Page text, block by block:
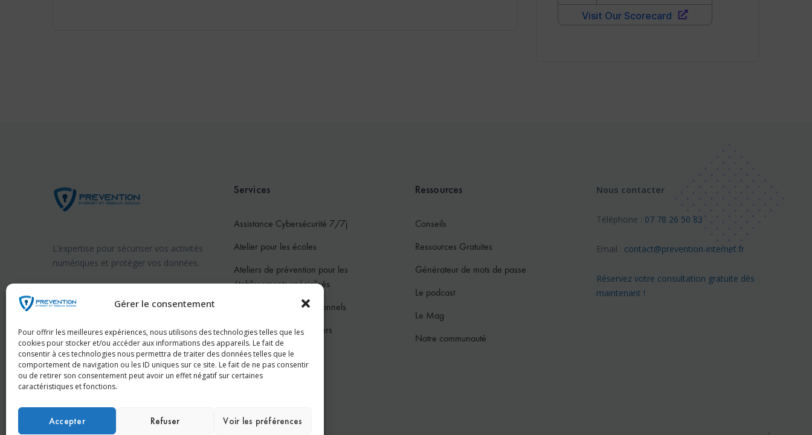
Gérer le consentement
Pour offrir les meilleures expériences, nous utilisons des technologies telles que les
cookies pour stocker et/ou accéder aux informations des appareils. Le fait de
consentir à ces technologies nous permettra de traiter des données telles que le
comportement de navigation ou les ID uniques sur ce site. Le fait de ne pas consentir
ou de retirer son consentement peut avoir un effet négatif sur certaines
caractéristiques et fonctions.
Accepter Refuser Voir les préférences
L’expertise pour sécuriser vos activités
numériques et protéger vos données.
Prévention internet en Suisse
Services
Assistance Cybersécurité 7/7j
Atelier pour les écoles
Ateliers de prévention pour les
établissements spécialisés
Atelier pour les professionnels
Atelier pour les particuliers
Pour les jeunes
Conférences
Ressources
Conseils
Ressources Gratuites
Générateur de mots de passe
Le podcast
Le Mag
Notre communauté
Nous contacter
Téléphone : 07 78 26 50 83
Email : contact@prevention-internet.fr
Réservez votre consultation gratuite dès
maintenant !